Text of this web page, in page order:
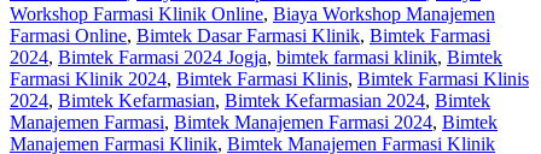
Workshop Farmasi Klinik Online, Biaya Workshop Manajemen
Farmasi Online, Bimtek Dasar Farmasi Klinik, Bimtek Farmasi
2024, Bimtek Farmasi 2024 Jogja, bimtek farmasi klinik, Bimtek
Farmasi Klinik 2024, Bimtek Farmasi Klinis, Bimtek Farmasi Klinis
2024, Bimtek Kefarmasian, Bimtek Kefarmasian 2024, Bimtek
Manajemen Farmasi, Bimtek Manajemen Farmasi 2024, Bimtek
Manajemen Farmasi Klinik, Bimtek Manajemen Farmasi Klinik